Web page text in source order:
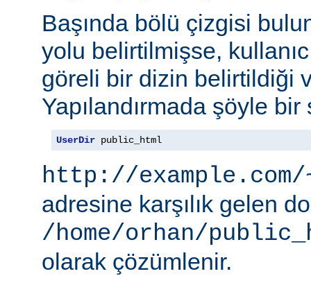
Başında bölü çizgisi
yolu belirtilmişse,
göreli bir dizin belirtildiği
Yapılandırmada şöyle bir
UserDir public_html
http://example.com/
adresine karşılık gelen
/home/orhan/
olarak çözümlenir.